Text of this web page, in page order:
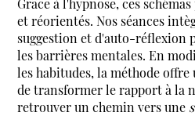
Grâce à l'hypnose, ces
et réorientés. Nos séances
suggestion et d'auto-réflexion
les barrières mentales. En
les habitudes, la méthode
de transformer le rapport à la
retrouver un chemin vers une